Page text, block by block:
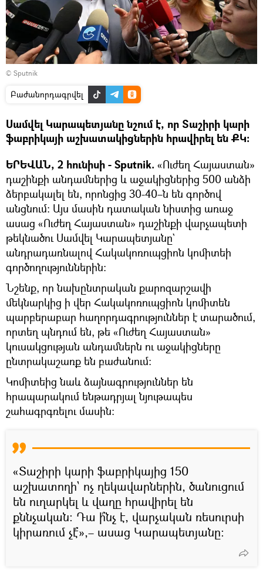
© Sputnik
Բաժանորդագրվել
Սամվել Կարապետյանը նշում է, որ Տաշիրի կարի
ֆաբրիկայի աշխատակիցներին հրավիրել են ՔԿ։
ԵՐԵՎԱՆ, 2 հունիսի - Sputnik. «Ուժեղ Հայաստան»
դաշինքի անդամներից և աջակիցներից 500 անձի
ձերբակալել են, որոնցից 30-40–ն են գործով
անցնում։ Այս մասին դատական նիստից առաջ
ասաց «Ուժեղ Հայաստան» դաշինքի վարչապետի
թեկնածու Սամվել Կարապետյանը`
անդրադառնալով Հակակոռուպցիոն կոմիտեի
գործողություններին։
Նշենք, որ նախընտրական քարոզարշավի
մեկնարկից ի վեր Հակակոռուպցիոն կոմիտեն
պարբերաբար հաղորդագրություններ է տարածում,
որտեղ պնդում են, թե «Ուժեղ Հայաստան»
կուսակցության անդամներն ու աջակիցները
ընտրակաշառք են բաժանում։
Կոմիտեից նաև ձայնագրություններ են
հրապարակում ենթադրյալ նյութապես
շահագրգռելու մասին։
«Տաշիրի կարի ֆաբրիկայից 150
աշխատողի` ոչ ղեկավարներին, ծանուցում
են ուղարկել և վաղը հրավիրել են
քննչական։ Դա ի՞նչ է, վարչական ռեսուրսի
կիրառում չէ՞»,– ասաց Կարապետյանը։